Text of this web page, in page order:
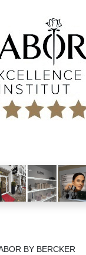
BY BERCKER